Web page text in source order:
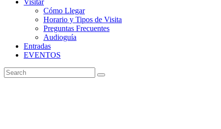
Visitar
Cómo Llegar
Horario y Tipos de Visita
Preguntas Frecuentes
Audioguía
Entradas
EVENTOS